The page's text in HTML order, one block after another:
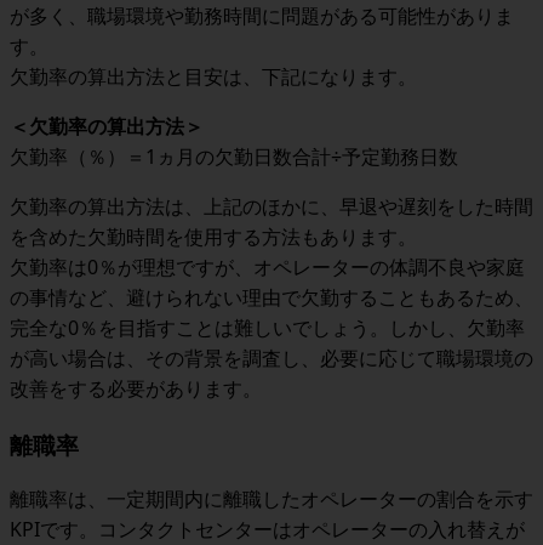
が多く、職場環境や勤務時間に問題がある可能性がありま
す。
欠勤率の算出方法と目安は、下記になります。
＜欠勤率の算出方法＞
欠勤率（％）＝1ヵ月の欠勤日数合計÷予定勤務日数
欠勤率の算出方法は、上記のほかに、早退や遅刻をした時間
を含めた欠勤時間を使用する方法もあります。
欠勤率は0％が理想ですが、オペレーターの体調不良や家庭
の事情など、避けられない理由で欠勤することもあるため、
完全な0％を目指すことは難しいでしょう。しかし、欠勤率
が高い場合は、その背景を調査し、必要に応じて職場環境の
改善をする必要があります。
離職率
離職率は、一定期間内に離職したオペレーターの割合を示す
KPIです。コンタクトセンターはオペレーターの入れ替えが